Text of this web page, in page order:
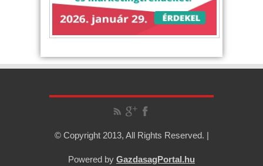
© Copyright 2013, All Rights Reserved. |
Powered by GazdasagPortal.hu